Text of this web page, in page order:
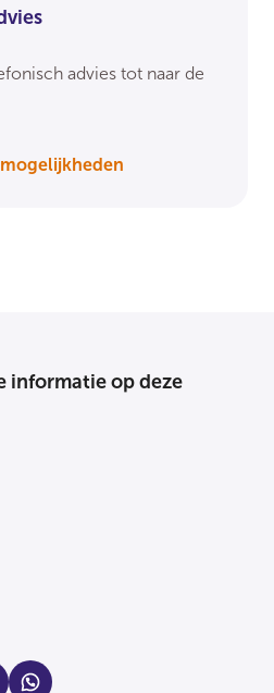
advies tot naar de
informatie op deze
whatsapp